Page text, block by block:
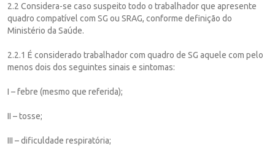
2.2 Considera-se caso suspeito todo o trabalhador que apresente
quadro compatível com SG ou SRAG, conforme definição do
Ministério da Saúde.
2.2.1 É considerado trabalhador com quadro de SG aquele com pelo
menos dois dos seguintes sinais e sintomas:
I – febre (mesmo que referida);
II – tosse;
III – dificuldade respiratória;